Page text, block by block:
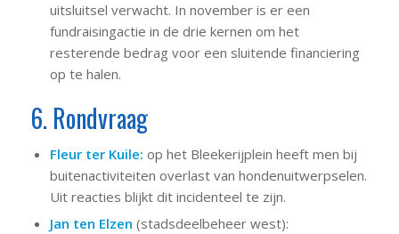
uitsluitsel verwacht. In november is er een
fundraisingactie in de drie kernen om het
resterende bedrag voor een sluitende financiering
op te halen.
6. Rondvraag
Fleur ter Kuile: op het Bleekerijplein heeft men bij
buitenactiviteiten overlast van hondenuitwerpselen.
Uit reacties blijkt dit incidenteel te zijn.
Jan ten Elzen (stadsdeelbeheer west):